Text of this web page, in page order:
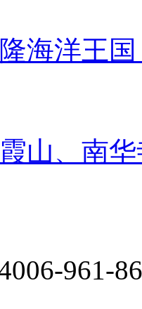
海洋王
山、南
961-